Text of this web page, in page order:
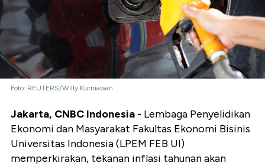
Foto: REUTERS/Willy Kurniawan
Jakarta, CNBC Indonesia - Lembaga Penyelidikan
Ekonomi dan Masyarakat Fakultas Ekonomi Bisinis
Universitas Indonesia (LPEM FEB UI)
memperkirakan, tekanan inflasi tahunan akan